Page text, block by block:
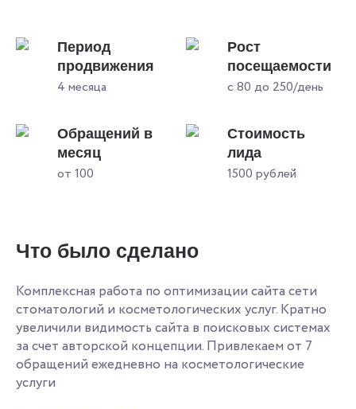
Период
продвижения
4 месяца
Рост
посещаемости
с 80 до 250/день
Обращений в
месяц
от 100
Стоимость
лида
1500 рублей
Что было сделано
Комплексная работа по оптимизации сайта сети
стоматологий и косметологических услуг. Кратно
увеличили видимость сайта в поисковых системах
за счет авторской концепции. Привлекаем от 7
обращений ежедневно на косметологические
услуги